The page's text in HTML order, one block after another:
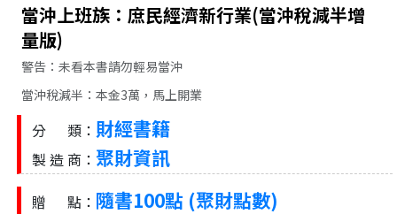
當沖上班族：庶民經濟新行業(當沖稅減半增
量版)
警告：未看本書請勿輕易當沖
當沖稅減半：本金3萬，馬上開業
分 類： 財經書籍
製 造 商： 聚財資訊
贈 點： 隨書100點 (聚財點數)